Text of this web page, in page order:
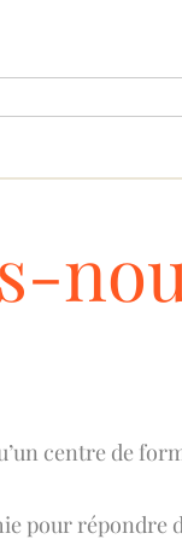
centre de
pour